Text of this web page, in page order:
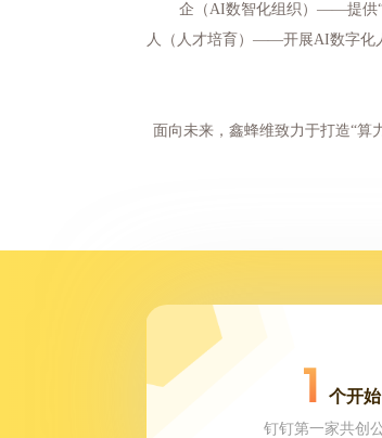
企（AI数智化组织）——提供“
人（人才培育）——开展AI数字化
面向未来，鑫蜂维致力于打造“算
1 个开始
钉钉第一家共创公